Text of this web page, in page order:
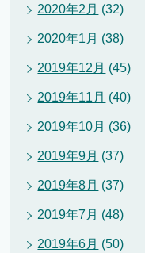
2020年2月 (32)
2020年1月 (38)
2019年12月 (45)
2019年11月 (40)
2019年10月 (36)
2019年9月 (37)
2019年8月 (37)
2019年7月 (48)
2019年6月 (50)